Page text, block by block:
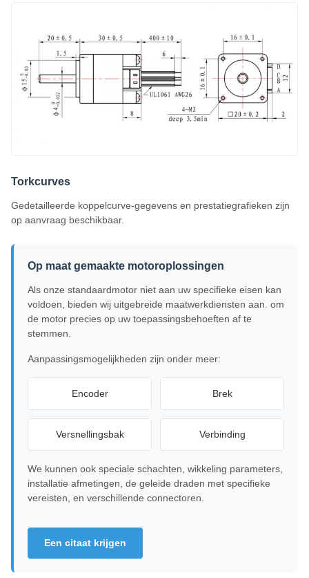
Torkcurves
Gedetailleerde koppelcurve-gegevens en prestatiegrafieken zijn
op aanvraag beschikbaar.
Op maat gemaakte motoroplossingen
Als onze standaardmotor niet aan uw specifieke eisen kan
voldoen, bieden wij uitgebreide maatwerkdiensten aan. om
de motor precies op uw toepassingsbehoeften af te
stemmen.
Aanpassingsmogelijkheden zijn onder meer:
Encoder Brek
Versnellingsbak Verbinding
We kunnen ook speciale schachten, wikkeling parameters,
installatie afmetingen, de geleide draden met specifieke
vereisten, en verschillende connectoren.
Een citaat krijgen